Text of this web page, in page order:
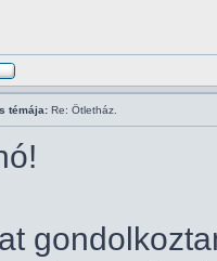
témája: Re: Ötletház.